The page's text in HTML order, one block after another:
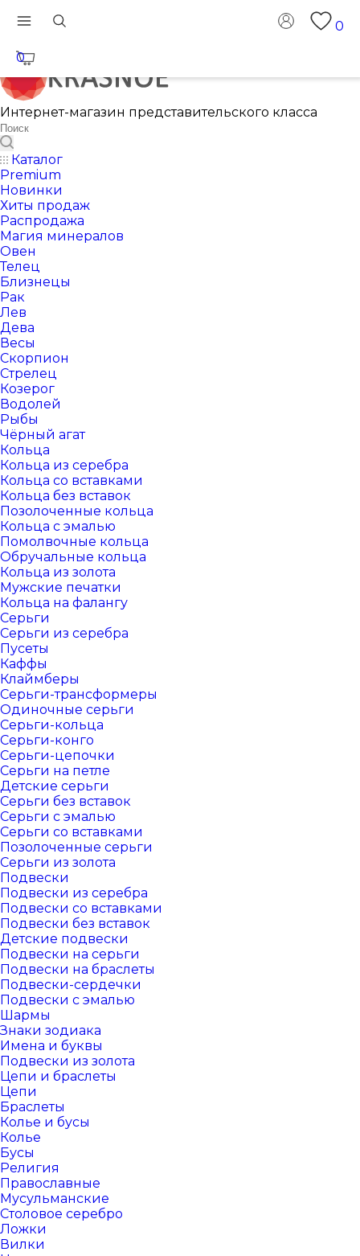
0
0
Интернет-магазин представительского класса
Каталог
Premium
Новинки
Хиты продаж
Распродажа
Магия минералов
Овен
Телец
Близнецы
Рак
Лев
Дева
Весы
Скорпион
Стрелец
Козерог
Водолей
Рыбы
Чёрный агат
Кольца
Кольца из серебра
Кольца со вставками
Кольца без вставок
Позолоченные кольца
Кольца с эмалью
Помолвочные кольца
Обручальные кольца
Кольца из золота
Мужские печатки
Кольца на фалангу
Серьги
Серьги из серебра
Пусеты
Каффы
Клаймберы
Серьги-трансформеры
Одиночные серьги
Серьги-кольца
Серьги-конго
Серьги-цепочки
Серьги на петле
Детские серьги
Серьги без вставок
Серьги с эмалью
Серьги со вставками
Позолоченные серьги
Серьги из золота
Подвески
Подвески из серебра
Подвески со вставками
Подвески без вставок
Детские подвески
Подвески на серьги
Подвески на браслеты
Подвески-сердечки
Подвески с эмалью
Шармы
Знаки зодиака
Имена и буквы
Подвески из золота
Цепи и браслеты
Цепи
Браслеты
Колье и бусы
Колье
Бусы
Религия
Православные
Мусульманские
Столовое серебро
Ложки
Вилки